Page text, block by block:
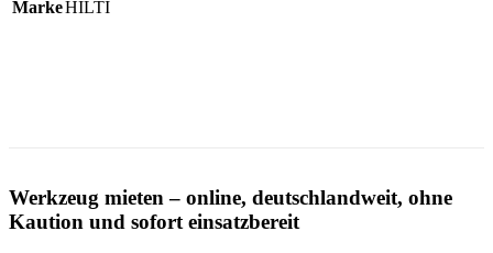
MarkeHILTI
Werkzeug mieten – online, deutschlandweit, ohne
Kaution und sofort einsatzbereit